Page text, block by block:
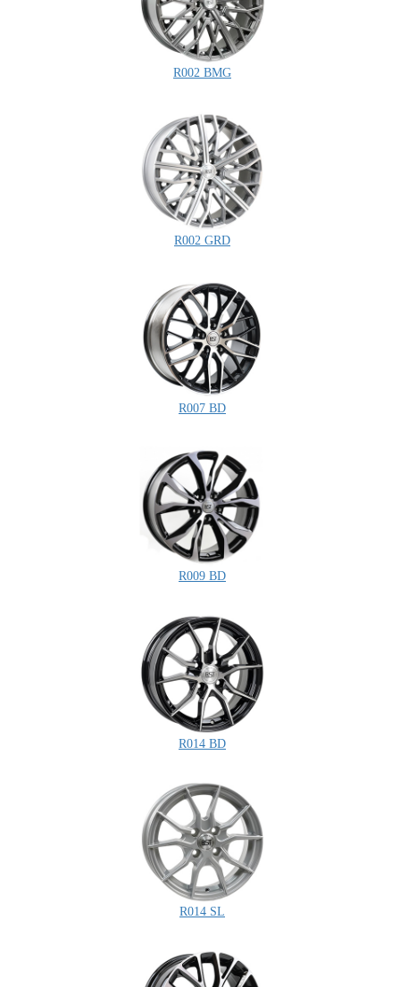
R002 BMG
R002 GRD
R007 BD
R009 BD
R014 BD
R014 SL